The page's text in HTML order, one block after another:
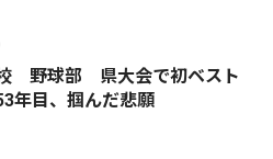
野球部 県大会で初ベスト
年目、掴んだ悲願